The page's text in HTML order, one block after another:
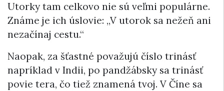
Utorky tam celkovo nie sú veľmi populárne.
Známe je ich úslovie: „V utorok sa nežeň ani
nezačínaj cestu.“
Naopak, za šťastné považujú číslo trinásť
napríklad v Indii, po pandžábsky sa trinásť
povie tera, čo tiež znamená tvoj. V Číne sa